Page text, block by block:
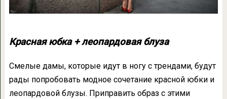
Красная юбка + леопардовая блуза
Смелые дамы, которые идут в ногу с трендами, будут
рады попробовать модное сочетание красной юбки и
леопардовой блузы. Приправить образ с этими